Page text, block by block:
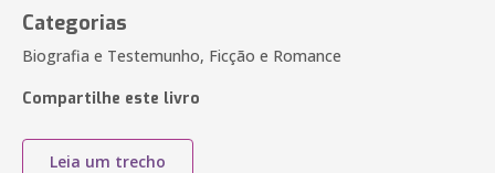
Categorias
Biografia e Testemunho, Ficção e Romance
Compartilhe este livro
Leia um trecho